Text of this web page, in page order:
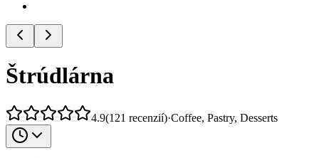
Štrúdlárna
4.9(121 recenzií)·Coffee, Pastry, Desserts